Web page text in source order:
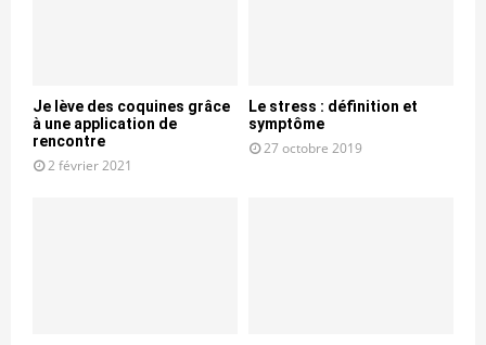
Je lève des coquines grâce
à une application de
rencontre
2 février 2021
Le stress : définition et
symptôme
27 octobre 2019